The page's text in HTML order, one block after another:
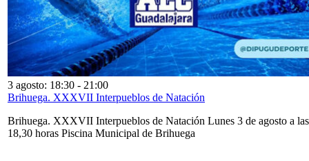
3 agosto: 18:30 - 21:00
Brihuega. XXXVII Interpueblos de Natación
Brihuega. XXXVII Interpueblos de Natación Lunes 3 de agosto a las
18,30 horas Piscina Municipal de Brihuega